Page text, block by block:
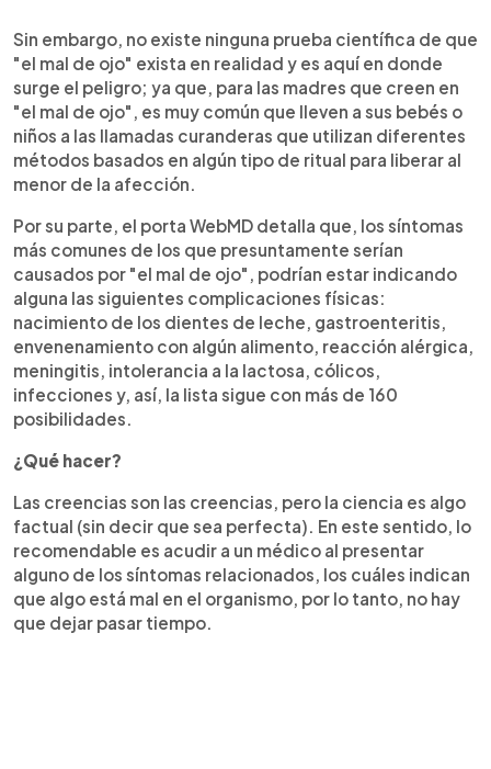
Sin embargo, no existe ninguna prueba científica de que
"el mal de ojo" exista en realidad y es aquí en donde
surge el peligro; ya que, para las madres que creen en
"el mal de ojo", es muy común que lleven a sus bebés o
niños a las llamadas curanderas que utilizan diferentes
métodos basados en algún tipo de ritual para liberar al
menor de la afección.
Por su parte, el porta WebMD detalla que, los síntomas
más comunes de los que presuntamente serían
causados por "el mal de ojo", podrían estar indicando
alguna las siguientes complicaciones físicas:
nacimiento de los dientes de leche, gastroenteritis,
envenenamiento con algún alimento, reacción alérgica,
meningitis, intolerancia a la lactosa, cólicos,
infecciones y, así, la lista sigue con más de 160
posibilidades.
¿Qué hacer?
Las creencias son las creencias, pero la ciencia es algo
factual (sin decir que sea perfecta). En este sentido, lo
recomendable es acudir a un médico al presentar
alguno de los síntomas relacionados, los cuáles indican
que algo está mal en el organismo, por lo tanto, no hay
que dejar pasar tiempo.